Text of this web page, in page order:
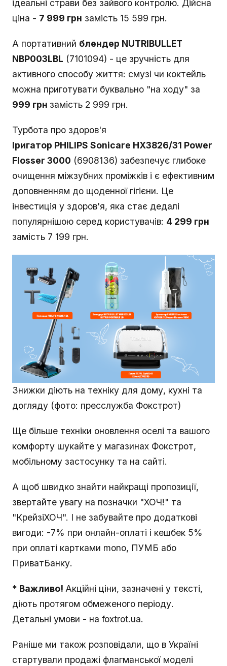
ідеальні страви без зайвого контролю. Дійсна
ціна - 7 999 грн замість 15 599 грн.
А портативний блендер NUTRIBULLET
NBP003LBL (7101094) - це зручність для
активного способу життя: смузі чи коктейль
можна приготувати буквально "на ходу" за
999 грн замість 2 999 грн.
Турбота про здоров'я
Іригатор PHILIPS Sonicare HX3826/31 Power
Flosser 3000 (6908136) забезпечує глибоке
очищення міжзубних проміжків і є ефективним
доповненням до щоденної гігієни. Це
інвестиція у здоров'я, яка стає дедалі
популярнішою серед користувачів: 4 299 грн
замість 7 199 грн.
Знижки діють на техніку для дому, кухні та
догляду (фото: пресслужба Фокстрот)
Ще більше техніки оновлення оселі та вашого
комфорту шукайте у магазинах Фокстрот,
мобільному застосунку та на сайті.
А щоб швидко знайти найкращі пропозиції,
звертайте увагу на позначки "ХОЧ!" та
"КрейзіХОЧ". І не забувайте про додаткові
вигоди: -7% при онлайн-оплаті і кешбек 5%
при оплаті картками mono, ПУМБ або
ПриватБанку.
* Важливо! Акційні ціни, зазначені у тексті,
діють протягом обмеженого періоду.
Детальні умови - на foxtrot.ua.
Раніше ми також розповідали, що в Україні
стартували продажі флагманської моделі